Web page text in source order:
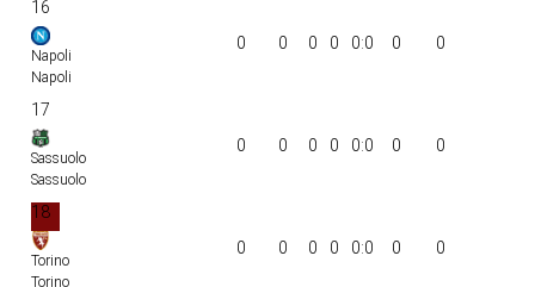
16
Napoli
Napoli
0 0 0 0 0:0 0 0
17
Sassuolo
Sassuolo
0 0 0 0 0:0 0 0
18
Torino
Torino
0 0 0 0 0:0 0 0